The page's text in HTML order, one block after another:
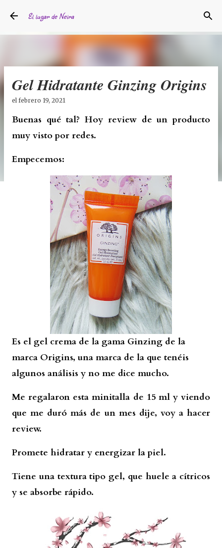
El lugar de Neira
Gel Hidratante Ginzing Origins
el febrero 19, 2021
Buenas qué tal? Hoy review de un producto
muy visto por redes.
Empecemos:
Es el gel crema de la gama Ginzing de la
marca Origins, una marca de la que tenéis
algunos análisis y no me dice mucho.
Me regalaron esta minitalla de 15 ml y viendo
que me duró más de un mes dije, voy a hacer
review.
Promete hidratar y energizar la piel.
Tiene una textura tipo gel, que huele a cítricos
y se absorbe rápido.